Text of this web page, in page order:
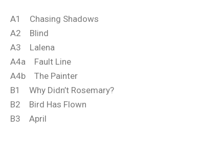
A1 Chasing Shadows
A2 Blind
A3 Lalena
A4a Fault Line
A4b The Painter
B1 Why Didn’t Rosemary?
B2 Bird Has Flown
B3 April